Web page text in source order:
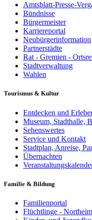
Amtsblatt-Presse-
Bündnisse
Bürgermeister
Karriereportal
Neubürgerinformation
Partnerstädte
Rat - Gremien -
Stadtverwaltung
Wahlen
Tourismus & Kultur
Entdecken und
Museum, Stadthalle,
Sehenswertes
Service und Kontakt
Stadtplan, Anreise,
Übernachten
Familie & Bildung
Familienportal
Flüchtlinge -